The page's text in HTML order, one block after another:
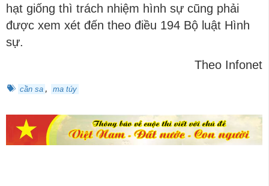
hạt giống thì trách nhiệm hình sự cũng phải
được xem xét đến theo điều 194 Bộ luật Hình
sự.
Theo Infonet
cần sa , ma túy